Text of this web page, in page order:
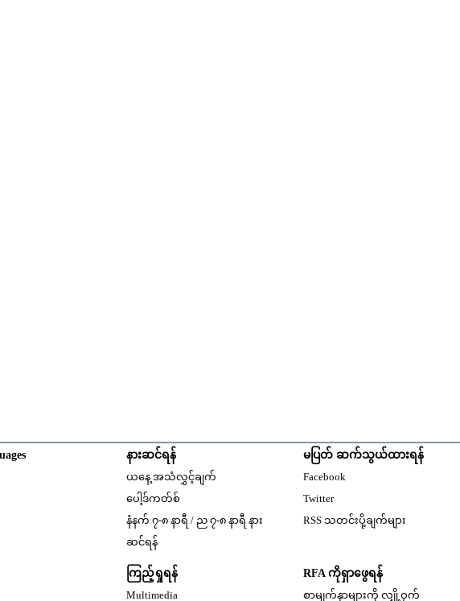
နားဆင်ရန်
ယနေ့ အသံလွှင့်ချက်
ပေါ့ဒ်ကတ်စ်
နံနက် ၇-၈ နာရီ / ည ၇-၈ နာရီ နား
ဆင်ရန်
ကြည့်ရှုရန်
Multimedia
မပြတ် ဆက်သွယ်ထားရန်
Facebook
Twitter
RSS သတင်းပို့ချက်များ
RFA ကိုရှာဖွေရန်
စာမျက်နှာများကို လျှို့ဝှက်